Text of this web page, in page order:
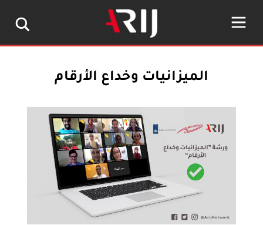
الميزانيات وخداع الأرقام